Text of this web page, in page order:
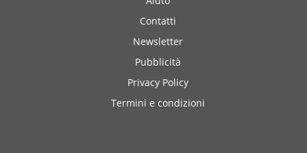
Contatti
Newsletter
Pubblicità
Privacy Policy
Termini e condizioni